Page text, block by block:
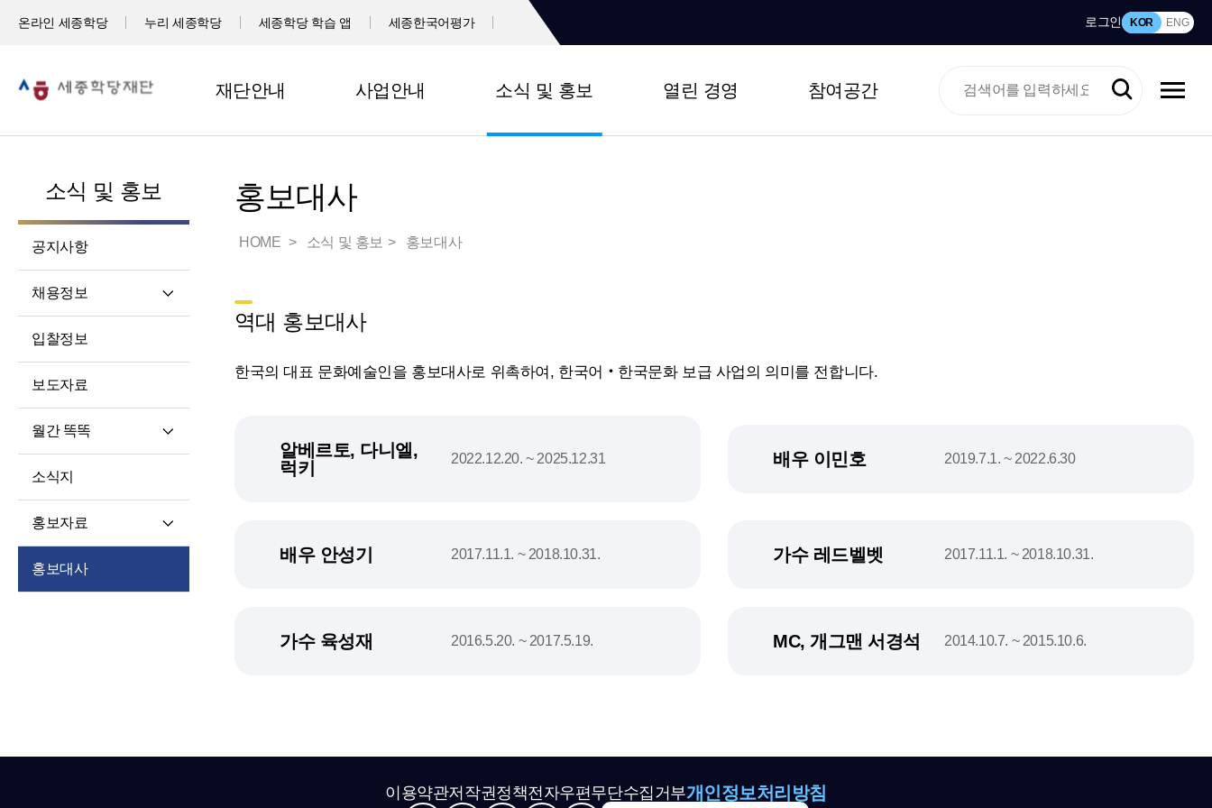
온라인 세종학당 누리 세종학당 세종학당 학습 앱 세종한국어평가 로그인 KOR ENG
재단안내 사업안내 소식 및 홍보 열린 경영 참여공간
소식 및 홍보
공지사항
채용정보
입찰정보
보도자료
월간 똑똑
소식지
홍보자료
홍보대사
홍보대사
HOME 소식 및 홍보 홍보대사
역대 홍보대사
한국의 대표 문화예술인을 홍보대사로 위촉하여, 한국어‧한국문화 보급 사업의 의미를 전합니다.
알베르토, 다니엘,
럭키
2022.12.20. ~ 2025.12.31 배우 이민호 2019.7.1. ~ 2022.6.30
배우 안성기 2017.11.1. ~ 2018.10.31. 가수 레드벨벳 2017.11.1. ~ 2018.10.31.
가수 육성재 2016.5.20. ~ 2017.5.19. MC, 개그맨 서경석 2014.10.7. ~ 2015.10.6.
이용약관저작권정책전자우편무단수집거부개인정보처리방침